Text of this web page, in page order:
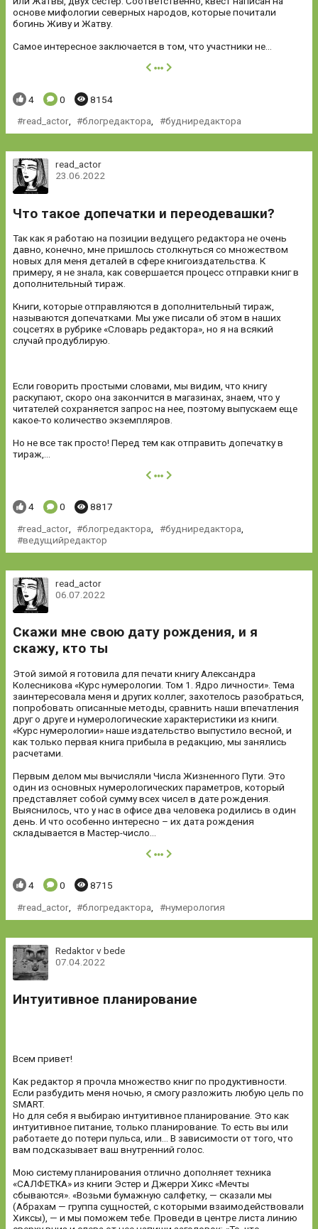
основе мифологии северных народов, которые почитали
богинь Живу и Жатву.
Самое интересное заключается в том, что участники не...
далее
Понравилось:
4 Комментариев:
0 Просмотров:
8154
read_actor, блогредактора, будниредактора
read_actor
23.06.2022
Что такое допечатки и переодевашки?
Так как я работаю на позиции ведущего редактора не очень
давно, конечно, мне пришлось столкнуться со множеством
новых для меня деталей в сфере книгоиздательства. К
примеру, я не знала, как совершается процесс отправки книг в
дополнительный тираж.
Книги, которые отправляются в дополнительный тираж,
называются допечатками. Мы уже писали об этом в наших
соцсетях в рубрике «Словарь редактора», но я на всякий
случай продублирую.
Если говорить простыми словами, мы видим, что книгу
раскупают, скоро она закончится в магазинах, знаем, что у
читателей сохраняется запрос на нее, поэтому выпускаем еще
какое-то количество экземпляров.
Но не все так просто! Перед тем как отправить допечатку в
тираж,...
далее
Понравилось:
4 Комментариев:
0 Просмотров:
8817
read_actor, блогредактора будниредактора
ведущийредактор
read_actor
06.07.2022
Скажи мне свою дату рождения, и я
скажу, кто ты
Этой зимой я готовила для печати книгу Александра
Колесникова «Курс нумерологии. Том 1. Ядро личности». Тема
заинтересовала меня и других коллег, захотелось разобраться,
попробовать описанные методы, сравнить наши впечатления
друг о друге и нумерологические характеристики из книги.
«Курс нумерологии» наше издательство выпустило весной, и
как только первая книга прибыла в редакцию, мы занялись
расчетами.
Первым делом мы вычисляли Числа Жизненного Пути. Это
один из основных нумерологических параметров, который
представляет собой сумму всех чисел в дате рождения.
Выяснилось, что у нас в офисе два человека родились в один
день. И что особенно интересно – их дата рождения
складывается в Мастер-число...
далее
Понравилось:
4 Комментариев:
0 Просмотров:
8715
read_actor, блогредактора нумерология
Redaktor v bede
07.04.2022
Интуитивное планирование
Всем привет!
Как редактор я прочла множество книг по продуктивности.
Если разбудить меня ночью, я смогу разложить любую цель по
SMART.
Но для себя я выбираю интуитивное планирование. Это как
интуитивное питание, только планирование. То есть вы или
работаете до потери пульса, или... В зависимости от того, что
вам подсказывает ваш внутренний голос.
Мою систему планирования отлично дополняет техника
«САЛФЕТКА» из книги Эстер и Джерри Хикс «Мечты
сбываются». «Возьми бумажную салфетку, — сказали мы
(Абрахам — группа сущностей, с которыми взаимодействовали
Хиксы), — и мы поможем тебе. Проведи в центре листа линию